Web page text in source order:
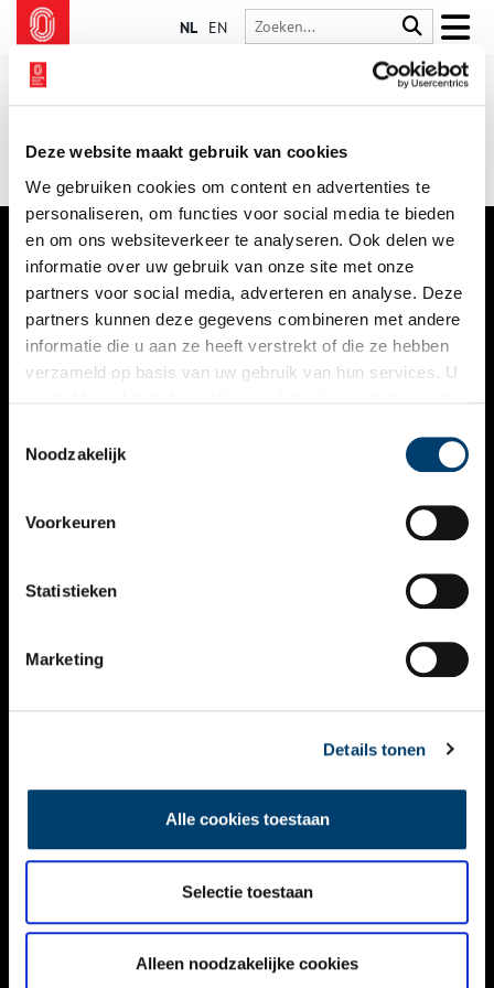
Deze website maakt gebruik van cookies
We gebruiken cookies om content en advertenties te
personaliseren, om functies voor social media te bieden
en om ons websiteverkeer te analyseren. Ook delen we
informatie over uw gebruik van onze site met onze
partners voor social media, adverteren en analyse. Deze
partners kunnen deze gegevens combineren met andere
informatie die u aan ze heeft verstrekt of die ze hebben
verzameld op basis van uw gebruik van hun services. U
Noodzakelijk
Voorkeuren
Statistieken
Marketing
Details tonen
Alle cookies toestaan
Selectie toestaan
Alleen noodzakelijke cookies
NL EN
VERHALEN
NIEUWS
KALENDER
ACTIVITEITEN
NIEUWSBRIEF
DISCLAIMER
TOEGANKELIJKHEID
Volg ONH op social media